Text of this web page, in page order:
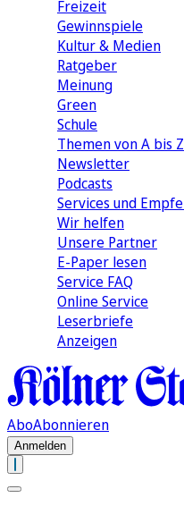
Freizeit
Gewinnspiele
Kultur & Medien
Ratgeber
Meinung
Green
Schule
Themen von A bis Z
Newsletter
Podcasts
Services und
Wir helfen
Unsere Partner
E-Paper lesen
Service FAQ
Online Service
Leserbriefe
Anzeigen
AboAbonnieren
Anmelden